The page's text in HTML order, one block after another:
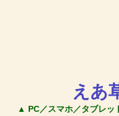
えあ
▲ PC／スマホ／タブレッ